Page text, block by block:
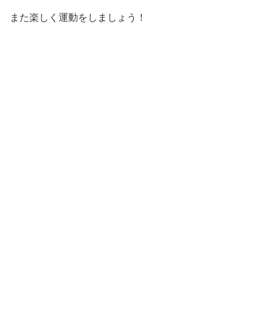
また楽しく運動をしましょう！